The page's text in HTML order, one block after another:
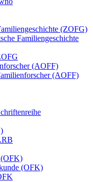
(ZOFG)
Familiengeschichte
(AOFF)
(AOFF)
(OFK)
(OFK)